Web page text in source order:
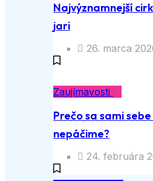
Najvýznamnejší
jari
26. marca
Zaujímavosti
Prečo sa sami
nepáčime?
24. februára